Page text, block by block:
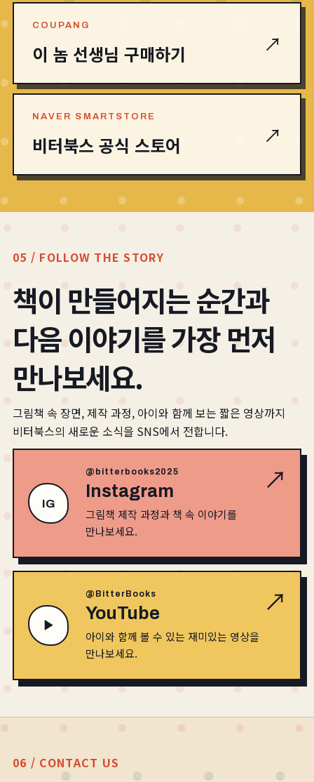
COUPANG
이 놈 선생님 구매하기 ↗
NAVER SMARTSTORE
비터북스 공식 스토어 ↗
05 / FOLLOW THE STORY
책이 만들어지는 순간과
다음 이야기를 가장 먼저
만나보세요.
그림책 속 장면, 제작 과정, 아이와 함께 보는 짧은 영상까지
비터북스의 새로운 소식을 SNS에서 전합니다.
IG
@bitterbooks2025
Instagram
그림책 제작 과정과 책 속 이야기를
만나보세요.
↗
▶
@BitterBooks
YouTube
아이와 함께 볼 수 있는 재미있는 영상을
만나보세요.
↗
06 / CONTACT US